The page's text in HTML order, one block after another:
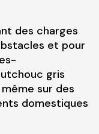
des charges
et pour
gris
sur des
domestiques